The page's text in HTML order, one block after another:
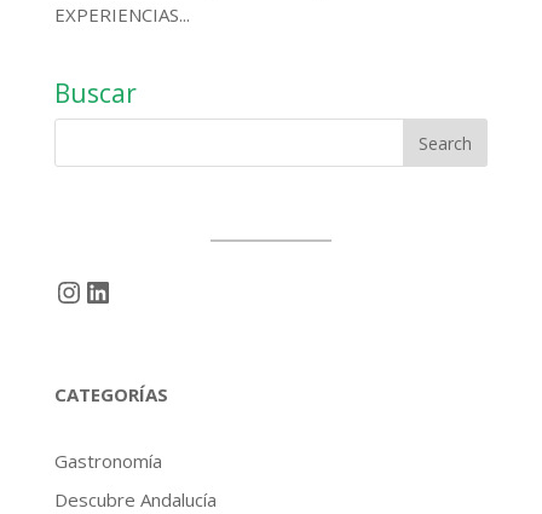
EXPERIENCIAS...
Buscar
Instagram
LinkedIn
CATEGORÍAS
Gastronomía
Descubre Andalucía